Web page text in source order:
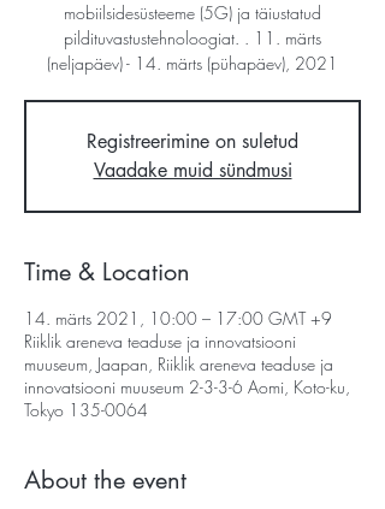
mobiilsidesüsteeme (5G) ja täiustatud
pildituvastustehnoloogiat. . 11. märts
(neljapäev) - 14. märts (pühapäev), 2021
Registreerimine on suletud
Vaadake muid sündmusi
Time & Location
14. märts 2021, 10:00 – 17:00 GMT +9
Riiklik areneva teaduse ja innovatsiooni
muuseum, Jaapan, Riiklik areneva teaduse ja
innovatsiooni muuseum 2-3-3-6 Aomi, Koto-ku,
Tokyo 135-0064
About the event